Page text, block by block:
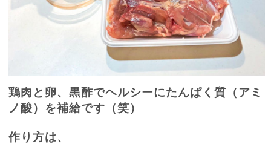
鶏肉と卵、黒酢でヘルシーにたんぱく質（アミ
ノ酸）を補給です（笑）
作り方は、